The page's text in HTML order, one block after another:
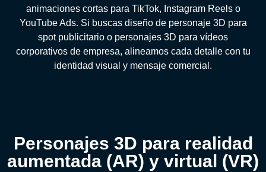
animaciones cortas para TikTok, Instagram Reels o
YouTube Ads. Si buscas diseño de personaje 3D para
spot publicitario o personajes 3D para vídeos
corporativos de empresa, alineamos cada detalle con tu
identidad visual y mensaje comercial.
Personajes 3D para realidad
aumentada (AR) y virtual (VR)